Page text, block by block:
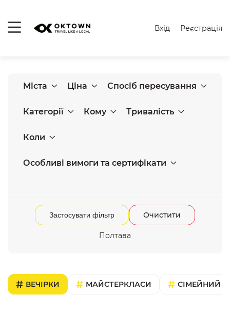
Вхід Реєстрація
Міста Ціна Спосіб пересування
Категорії Кому Тривалість
Коли
Особливі вимоги та сертифікати
Застосувати фільтр Очистити
Полтава
ВЕЧІРКИ МАЙСТЕРКЛАСИ СІМЕЙНИЙ